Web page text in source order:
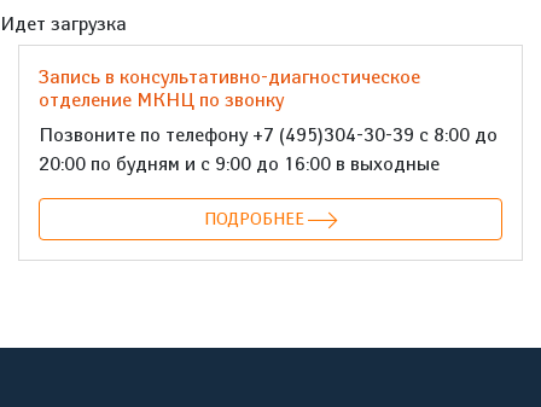
Идет загрузка
Запись в консультативно-диагностическое
отделение МКНЦ по звонку
Позвоните по телефону +7 (495)304-30-39 с 8:00 до
20:00 по будням и с 9:00 до 16:00 в выходные
ПОДРОБНЕЕ